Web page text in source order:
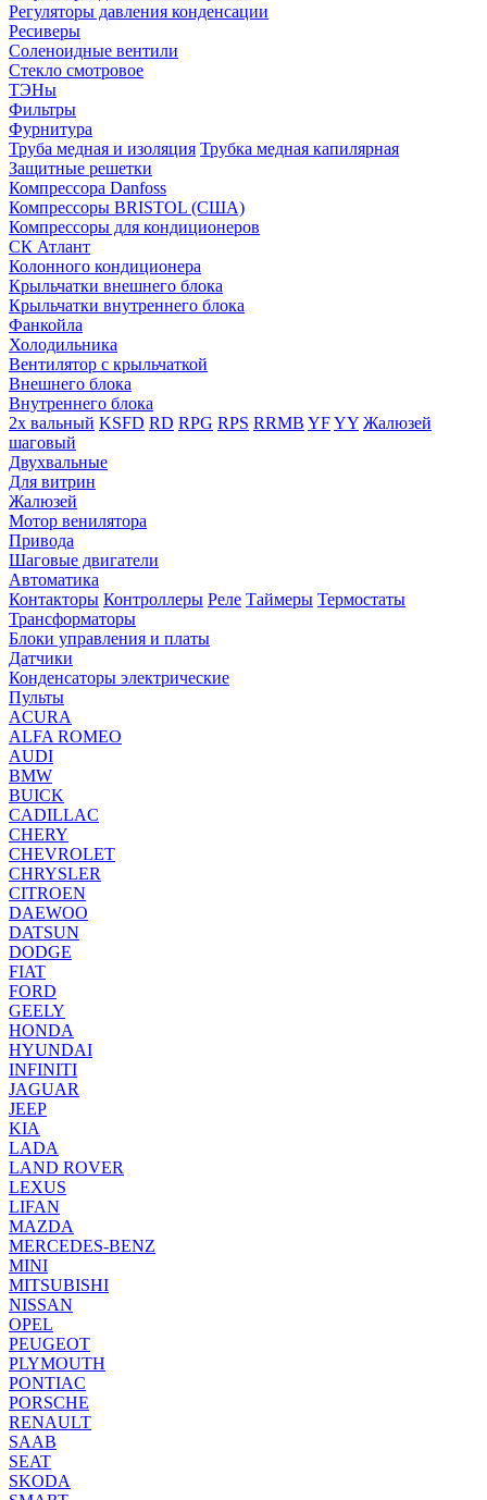
Регуляторы давления конденсации
Ресиверы
Соленоидные вентили
Стекло смотровое
ТЭНы
Фильтры
Фурнитура
Труба медная и изоляция Трубка медная капилярная
Защитные решетки
Компрессора Danfoss
Компрессоры BRISTOL (США)
Компрессоры для кондиционеров
СК Атлант
Колонного кондиционера
Крыльчатки внешнего блока
Крыльчатки внутреннего блока
Фанкойла
Холодильника
Вентилятор с крыльчаткой
Внешнего блока
Внутреннего блока
2х вальный KSFD RD RPG RPS RRMB YFYY Жалюзей
шаговый
Двухвальные
Для витрин
Жалюзей
Мотор венилятора
Привода
Шаговые двигатели
Автоматика
Контакторы Контроллеры Реле Таймеры Термостаты
Трансформаторы
Блоки управления и платы
Датчики
Конденсаторы электрические
Пульты
ACURA
ALFA ROMEO
AUDI
BMW
BUICK
CADILLAC
CHERY
CHEVROLET
CHRYSLER
CITROEN
DAEWOO
DATSUN
DODGE
FIAT
FORD
GEELY
HONDA
HYUNDAI
INFINITI
JAGUAR
JEEP
KIA
LADA
LAND ROVER
LEXUS
LIFAN
MAZDA
MERCEDES-BENZ
MINI
MITSUBISHI
NISSAN
OPEL
PEUGEOT
PLYMOUTH
PONTIAC
PORSCHE
RENAULT
SAAB
SEAT
SKODA